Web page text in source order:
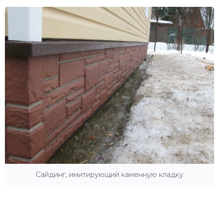
Сайдинг, имитирующий каменную кладку